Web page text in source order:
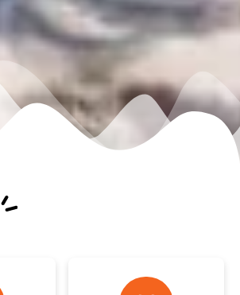
- Guadeloupe